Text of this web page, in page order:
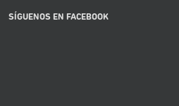
SÍGUENOS EN FACEBOOK